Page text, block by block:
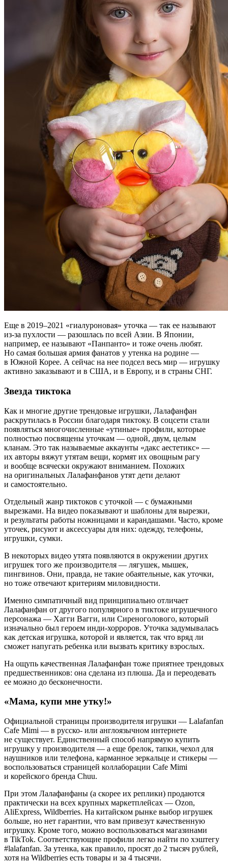
Еще в 2019–2021 «гиалуроновая» уточка — так ее называют
из-за пухлости — разошлась по всей Азии. В Японии,
например, ее называют «Панпанто» и тоже очень любят.
Но самая большая армия фанатов у утенка на родине —
в Южной Корее. А сейчас на нее подсел весь мир — игрушку
активно заказывают и в США, и в Европу, и в страны СНГ.
Звезда тиктока
Как и многие другие трендовые игрушки, Лалафанфан
раскрутилась в России благодаря тиктоку. В соцсети стали
появляться многочисленные «утиные» профили, которые
полностью посвящены уточкам — одной, двум, целым
кланам. Это так называемые аккаунты «дакс аестетикс» —
их авторы вяжут утятам вещи, кормят их овощным рагу
и вообще всячески окружают вниманием. Похожих
на оригинальных Лалафанфанов утят дети делают
и самостоятельно.
Отдельный жанр тиктоков с уточкой — с бумажными
вырезками. На видео показывают и шаблоны для вырезки,
и результаты работы ножницами и карандашами. Часто, кроме
уточек, рисуют и аксессуары для них: одежду, телефоны,
игрушки, сумки.
В некоторых видео утята появляются в окружении других
игрушек того же производителя — лягушек, мышек,
пингвинов. Они, правда, не такие обаятельные, как уточки,
но тоже отвечают критериям миловидности.
Именно симпатичный вид принципиально отличает
Лалафанфан от другого популярного в тиктоке игрушечного
персонажа — Хагги Вагги, или Сиреноголового, который
изначально был героем инди-хорроров. Уточка задумывалась
как детская игрушка, которой и является, так что вряд ли
сможет напугать ребенка или вызвать критику взрослых.
На ощупь качественная Лалафанфан тоже приятнее трендовых
предшественников: она сделана из плюша. Да и переодевать
ее можно до бесконечности.
«Мама, купи мне утку!»
Официальной страницы производителя игрушки — Lalafanfan
Cafe Mimi — в русско- или англоязычном интернете
не существует. Единственный способ напрямую купить
игрушку у производителя — а еще брелок, тапки, чехол для
наушников или телефона, карманное зеркальце и стикеры —
воспользоваться страницей коллаборации Cafe Mimi
и корейского бренда Chuu.
При этом Лалафанфаны (а скорее их реплики) продаются
практически на всех крупных маркетплейсах — Ozon,
AliExpress, Wildberries. На китайском рынке выбор игрушек
больше, но нет гарантии, что вам привезут качественную
игрушку. Кроме того, можно воспользоваться магазинами
в TikTok. Соответствующие профили легко найти по хэштегу
#lalafanfan. За утенка, как правило, просят до 2 тысяч рублей,
хотя на Wildberries есть товары и за 4 тысячи.